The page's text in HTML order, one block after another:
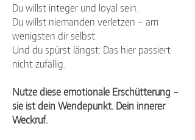
Du willst integer und loyal sein.
Du willst niemanden verletzen – am
wenigsten dir selbst.
Und du spürst längst: Das hier passiert
nicht zufällig.
Nutze diese emotionale Erschütterung –
sie ist dein Wendepunkt. Dein innerer
Weckruf.